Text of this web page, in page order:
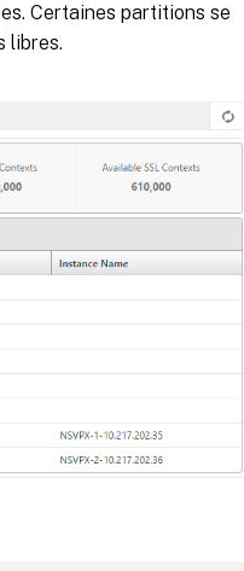
Certaines partitions se
libres.